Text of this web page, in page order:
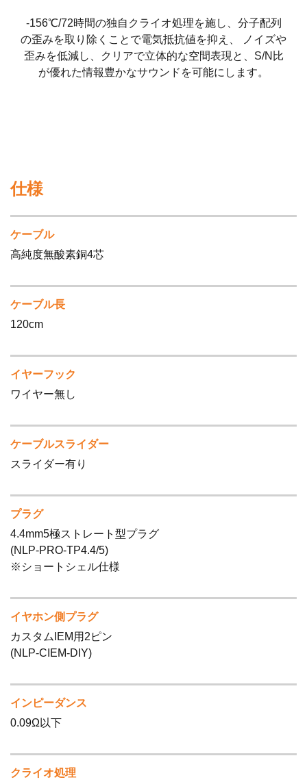
-156℃/72時間の独自クライオ処理を施し、分子配列
の歪みを取り除くことで電気抵抗値を抑え、 ノイズや
歪みを低減し、クリアで立体的な空間表現と、S/N比
が優れた情報豊かなサウンドを可能にします。
仕様
ケーブル
高純度無酸素銅4芯
ケーブル長
120cm
イヤーフック
ワイヤー無し
ケーブルスライダー
スライダー有り
プラグ
4.4mm5極ストレート型プラグ
(NLP-PRO-TP4.4/5)
※ショートシェル仕様
イヤホン側プラグ
カスタムIEM用2ピン
(NLP-CIEM-DIY)
インピーダンス
0.09Ω以下
クライオ処理